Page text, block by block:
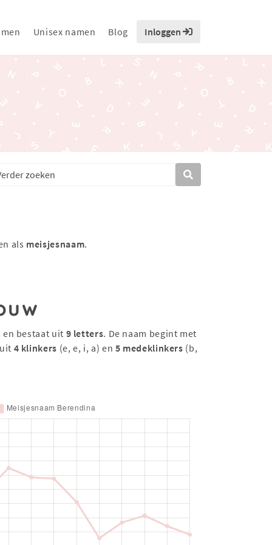
Unisex namen Blog Inloggen
als meisjesnaam.
en bestaat uit 9 letters. De naam begint met
4 klinkers (e, e, i, a) en 5 medeklinkers (b,